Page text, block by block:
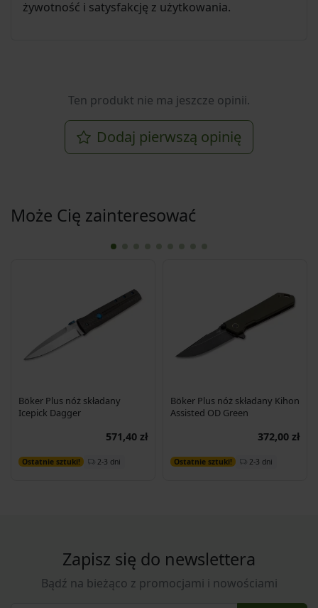
żywotność i satysfakcję z użytkowania.
Ten produkt nie ma jeszcze opinii.
Dodaj pierwszą opinię
Może Cię zainteresować
Böker Plus nóż składany
Icepick Dagger
571,40 zł
Ostatnie sztuki! 2-3 dni
Dodaj do koszyka
Böker Plus nóż składany Kihon
Assisted OD Green
372,00 zł
Ostatnie sztuki! 2-3 dni
Dodaj do koszyka
Zapisz się do newslettera
Bądź na bieżąco z promocjami i nowościami